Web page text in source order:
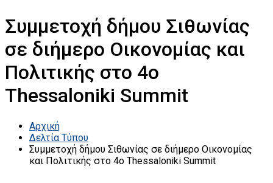
Συμμετοχή δήμου Σιθωνίας
σε διήμερο Οικονομίας και
Πολιτικής στο 4ο
Thessaloniki Summit
Αρχική
Δελτία Τύπου
Συμμετοχή δήμου Σιθωνίας σε διήμερο Οικονομίας
και Πολιτικής στο 4ο Thessaloniki Summit